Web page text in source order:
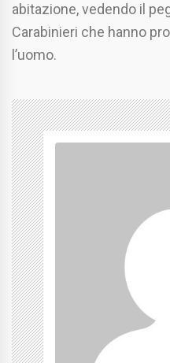
abitazione, vedendo il
Carabinieri che hanno
l’uomo.